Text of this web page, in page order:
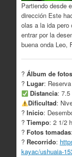
Partiendo desde
dirección Este
olas a la ida pero
entrar por la
buena onda Leo,
? Álbum de fotos
? Lugar:
Distancia: 7.5
Dificultad:
? Inicio:
? Tiempo: 2 1/2
? Fotos tomadas
? Recorrido:
kayac/ushuaia-